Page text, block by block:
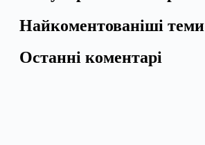
Найкоментованіші теми
Останні коментарі